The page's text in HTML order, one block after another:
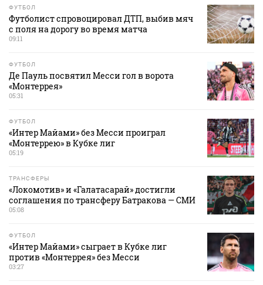
ФУТБОЛ
Футболист спровоцировал ДТП, выбив мяч
с поля на дорогу во время матча
09:11
ФУТБОЛ
Де Пауль посвятил Месси гол в ворота
«Монтеррея»
05:31
ФУТБОЛ
«Интер Майами» без Месси проиграл
«Монтеррею» в Кубке лиг
05:19
ТРАНСФЕРЫ
«Локомотив» и «Галатасарай» достигли
соглашения по трансферу Батракова — СМИ
05:08
ФУТБОЛ
«Интер Майами» сыграет в Кубке лиг
против «Монтеррея» без Месси
03:27